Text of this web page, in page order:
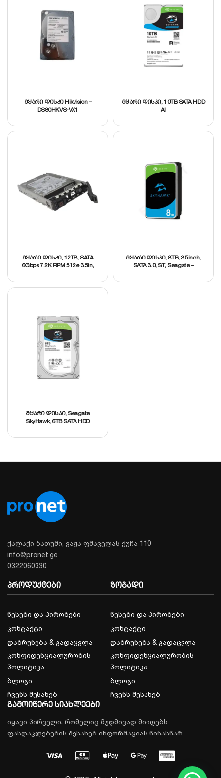
მყარი დისკი Hikvision –
DS80HKVS-VX1
მყარი დისკი, 10TB SATA HDD
AI
მყარი დისკი, 12TB, SATA
6Gbps 7.2K RPM 512e 3.5in,
მყარი დისკი, 8TB, 3.5inch,
SATA 3.0, ST, Seagate –
მყარი დისკი, Seagate
SkyHawk, 6TB SATA HDD
ქალაქი ბათუმი, ვაჟა ფშაველას ქუჩა 110
info@pronet.ge
0322060330
პროდუქტები
წესები და პირობები
კონტაქტი
დაბრუნება & გადაცვლა
კონფიდენციალურობის
პოლიტიკა
ბლოგი
ჩვენს შესახებ
ზოგადი
წესები და პირობები
კონტაქტი
დაბრუნება & გადაცვლა
კონფიდენციალურობის
პოლიტიკა
ბლოგი
ჩვენს შესახებ
გამოიწერე სიახლეები
იყავი პირველი, რომელიც მუდმივად მიიღებს
ფასდაკლებების შესახებ ინფორმაციას წინასწარ